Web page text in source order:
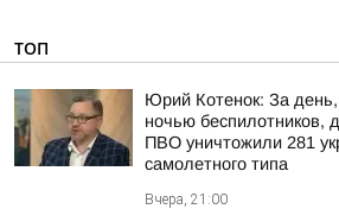
ТОП
Юрий Котенок: За день,
ночью беспилотников,
ПВО уничтожили 281
самолетного типа
Вчера, 21:00